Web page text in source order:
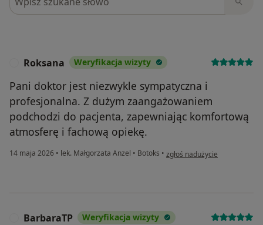
Roksana Weryfikacja wizyty
Pani doktor jest niezwykle sympatyczna i
profesjonalna. Z dużym zaangażowaniem
podchodzi do pacjenta, zapewniając komfortową
atmosferę i fachową opiekę.
14 maja 2026 • lek. Małgorzata Anzel • Botoks • w opinii użytkownika Roksana
zgłoś nadużycie
BarbaraTP Weryfikacja wizyty